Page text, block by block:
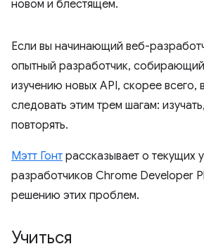
новом и блестящем.
Если вы начинающий веб-
опытный разработчик,
изучению новых API, скорее всего,
следовать этим трем шагам:
повторять.
Мэтт Гонт рассказывает о текущих
разработчиков Chrome Developer
решению этих проблем.
Учиться